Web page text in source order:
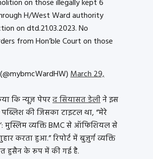
on those illegally kept 6
H/West Ward authority
on dtd.21.03.2023. No
from Hon’ble Court on those
March 29,
कि न्यूज़ पेपरद सियासत डेलीने इस
पब्लिश की जिसका टाइटल था, “मेरे
‘: मुस्लिम व्यक्ति BMC से ऑफिशियल से
करता हुआ.” रिपोर्ट में बुज़ुर्ग व्यक्ति
हुसैन के रूप में की गई है.